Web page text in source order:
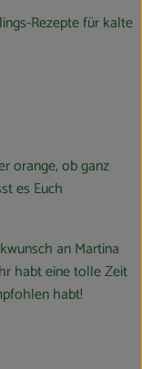
Rezepte für kalte
orange, ob ganz
es Euch
an Martina
habt eine tolle Zeit
habt!